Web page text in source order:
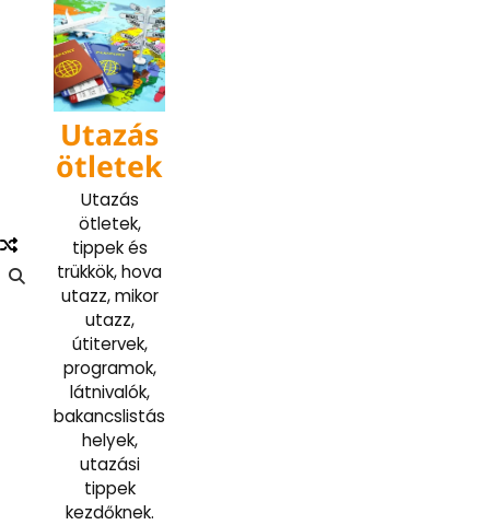
content
Utazás
ötletek
Utazás
ötletek,
tippek és
trükkök, hova
utazz, mikor
utazz,
útitervek,
programok,
látnivalók,
bakancslistás
helyek,
utazási
tippek
kezdőknek.